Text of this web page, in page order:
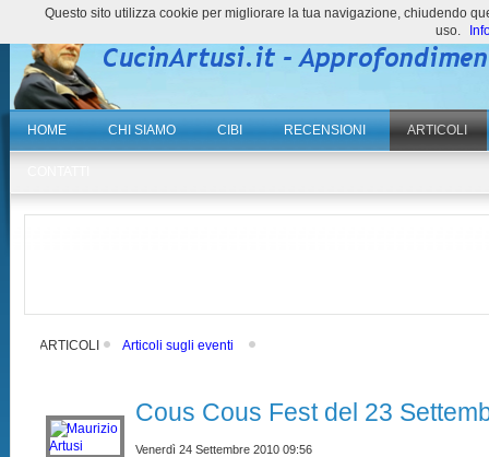
HOME CHI SIAMO CIBI RECENSIONI ARTICOLI
ARTICOLI Articoli sugli eventi
Cous Cous Fest del 23
Venerdì 24 Settembre 2010 09:56
Questo sito utilizza cookie per migliorare la tua navigazione, chiudendo
uso.